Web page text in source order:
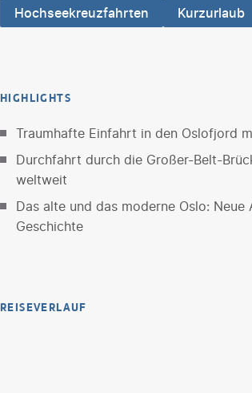
Hochseekreuzfahrten Kurzurlaub
HIGHLIGHTS
Traumhafte Einfahrt in den Oslofjord
Durchfahrt durch die Großer-Belt-
weltweit
Das alte und das moderne Oslo:
Geschichte
REISEVERLAUF